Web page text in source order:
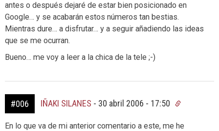
antes o después dejaré de estar bien posicionado en
Google… y se acabarán estos números tan bestias.
Mientras dure… a disfrutar… y a seguir añadiendo las ideas
que se me ocurran.
Bueno… me voy a leer a la chica de la tele ;-)
#006 IÑAKI SILANES - 30 abril 2006 - 17:50
En lo que va de mi anterior comentario a este, me he